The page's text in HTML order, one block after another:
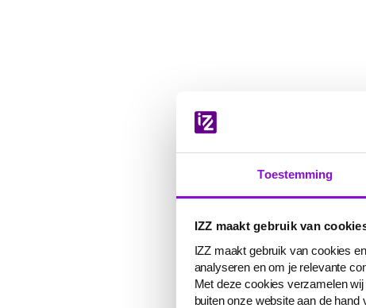
Toestemming
IZZ maakt gebruik van
IZZ maakt gebruik van cookies
analyseren en om je relevante
Met deze cookies verzamelen
buiten onze website aan de